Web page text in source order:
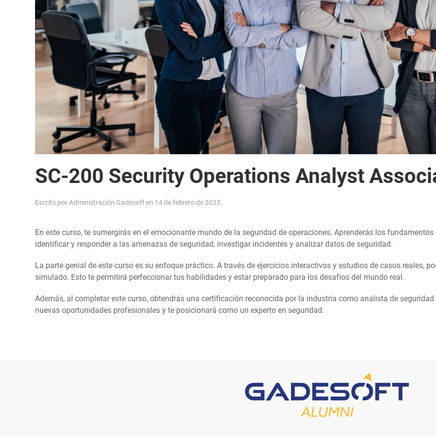
SC-200 Security Operations Analyst
Escrito porAdministración Gadesoft en 14 de febrero de 2023.
En este curso, te sumergirás en el emocionante mundo de la seguridad de operaciones. Aprenderás los
identificar y responder a las amenazas de seguridad, investigar incidentes y analizar datos de seguridad.
La parte genial de este curso es su enfoque práctico. A través de ejercicios interactivos y estudios de casos reales,
simulado. Esto te permitirá perfeccionar tus habilidades y estar preparado para los desafíos del mundo real.
Además, al completar este curso, obtendrás una certificación reconocida por la industria como analista de
nuevas oportunidades profesionales y te posicionará como un experto en seguridad.